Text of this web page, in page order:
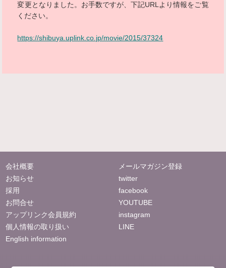
変更となりました。お手数ですが、下記URLより情報をご覧
ください。
https://shibuya.uplink.co.jp/movie/2015/37324
会社概要
お知らせ
採用
お問合せ
アップリンク会員規約
個人情報の取り扱い
English information
メールマガジン登録
twitter
facebook
YOUTUBE
instagram
LINE